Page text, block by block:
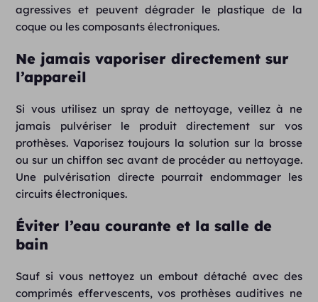
agressives et peuvent dégrader le plastique de la
coque ou les composants électroniques.
Ne jamais vaporiser directement sur
l’appareil
Si vous utilisez un spray de nettoyage, veillez à ne
jamais pulvériser le produit directement sur vos
prothèses. Vaporisez toujours la solution sur la brosse
ou sur un chiffon sec avant de procéder au nettoyage.
Une pulvérisation directe pourrait endommager les
circuits électroniques.
Éviter l’eau courante et la salle de
bain
Sauf si vous nettoyez un embout détaché avec des
comprimés effervescents, vos prothèses auditives ne